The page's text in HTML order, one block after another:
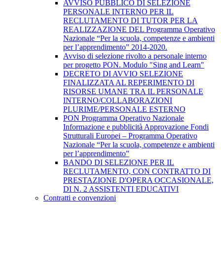
AVVISO PUBBLICO DI SELEZIONE
PERSONALE INTERNO PER IL
RECLUTAMENTO DI TUTOR PER LA
REALIZZAZIONE DEL Programma Operativo
Nazionale “Per la scuola, competenze e ambienti
per l’apprendimento” 2014-2020.
Avviso di selezione rivolto a personale interno
per progetto PON. Modulo "Sing and Learn"
DECRETO DI AVVIO SELEZIONE
FINALIZZATA AL REPERIMENTO DI
RISORSE UMANE TRA IL PERSONALE
INTERNO/COLLABORAZIONI
PLURIME/PERSONALE ESTERNO
PON Programma Operativo Nazionale
Informazione e pubblicità Approvazione Fondi
Strutturali Europei – Programma Operativo
Nazionale “Per la scuola, competenze e ambienti
per l’apprendimento”
BANDO DI SELEZIONE PER IL
RECLUTAMENTO, CON CONTRATTO DI
PRESTAZIONE D'OPERA OCCASIONALE,
DI N. 2 ASSISTENTI EDUCATIVI
Contratti e convenzioni